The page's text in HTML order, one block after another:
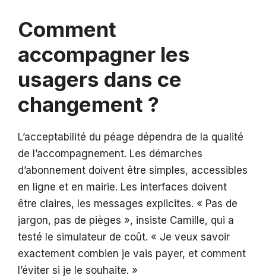
Comment
accompagner les
usagers dans ce
changement ?
L’acceptabilité du péage dépendra de la qualité
de l’accompagnement. Les démarches
d’abonnement doivent être simples, accessibles
en ligne et en mairie. Les interfaces doivent
être claires, les messages explicites. « Pas de
jargon, pas de pièges », insiste Camille, qui a
testé le simulateur de coût. « Je veux savoir
exactement combien je vais payer, et comment
l’éviter si je le souhaite. »